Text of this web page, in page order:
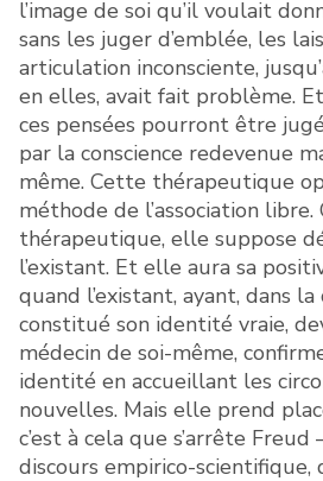
l’image de soi qu’il voulait
sans les juger d’emblée, les
articulation inconsciente,
en elles, avait fait problème.
ces pensées pourront être
par la conscience redevenue
même. Cette thérapeutique
méthode de l’association
thérapeutique, elle suppose
l’existant. Et elle aura sa
quand l’existant, ayant, dans
constitué son identité vraie,
médecin de soi-même,
identité en accueillant les
nouvelles. Mais elle prend
c’est à cela que s’arrête
discours empirico-scientifique,